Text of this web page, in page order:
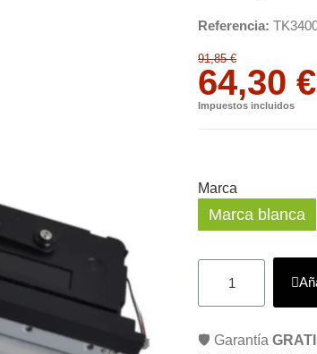
Referencia
91,85 €
64,30 €
Impuestos incluidos
Marca
Marca blanca
🛡️ Garantía